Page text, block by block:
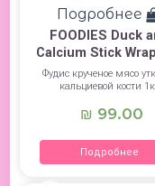
Подробнее
FOODIES Duck
Calcium Stick
Фудис крученое мясо
кальциевой кости
₪ 99.00
Подробнее